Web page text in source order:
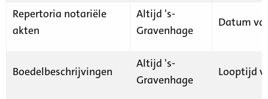
Repertoria notariële
akten
Altijd 's-
Gravenhage
Datum
Boedelbeschrijvingen
Altijd 's-
Gravenhage
Looptijd